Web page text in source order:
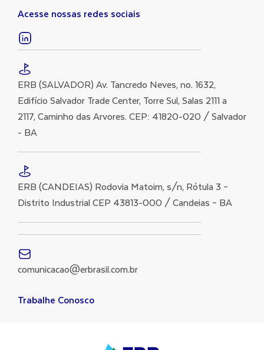
Acesse nossas redes sociais
ERB (SALVADOR) Av. Tancredo Neves, no. 1632,
Edifício Salvador Trade Center, Torre Sul, Salas 2111 a
2117, Caminho das Arvores. CEP: 41820-020 / Salvador
- BA
ERB (CANDEIAS) Rodovia Matoim, s/n, Rótula 3 –
Distrito Industrial CEP 43813-000 / Candeias – BA
comunicacao@erbrasil.com.br
Trabalhe Conosco